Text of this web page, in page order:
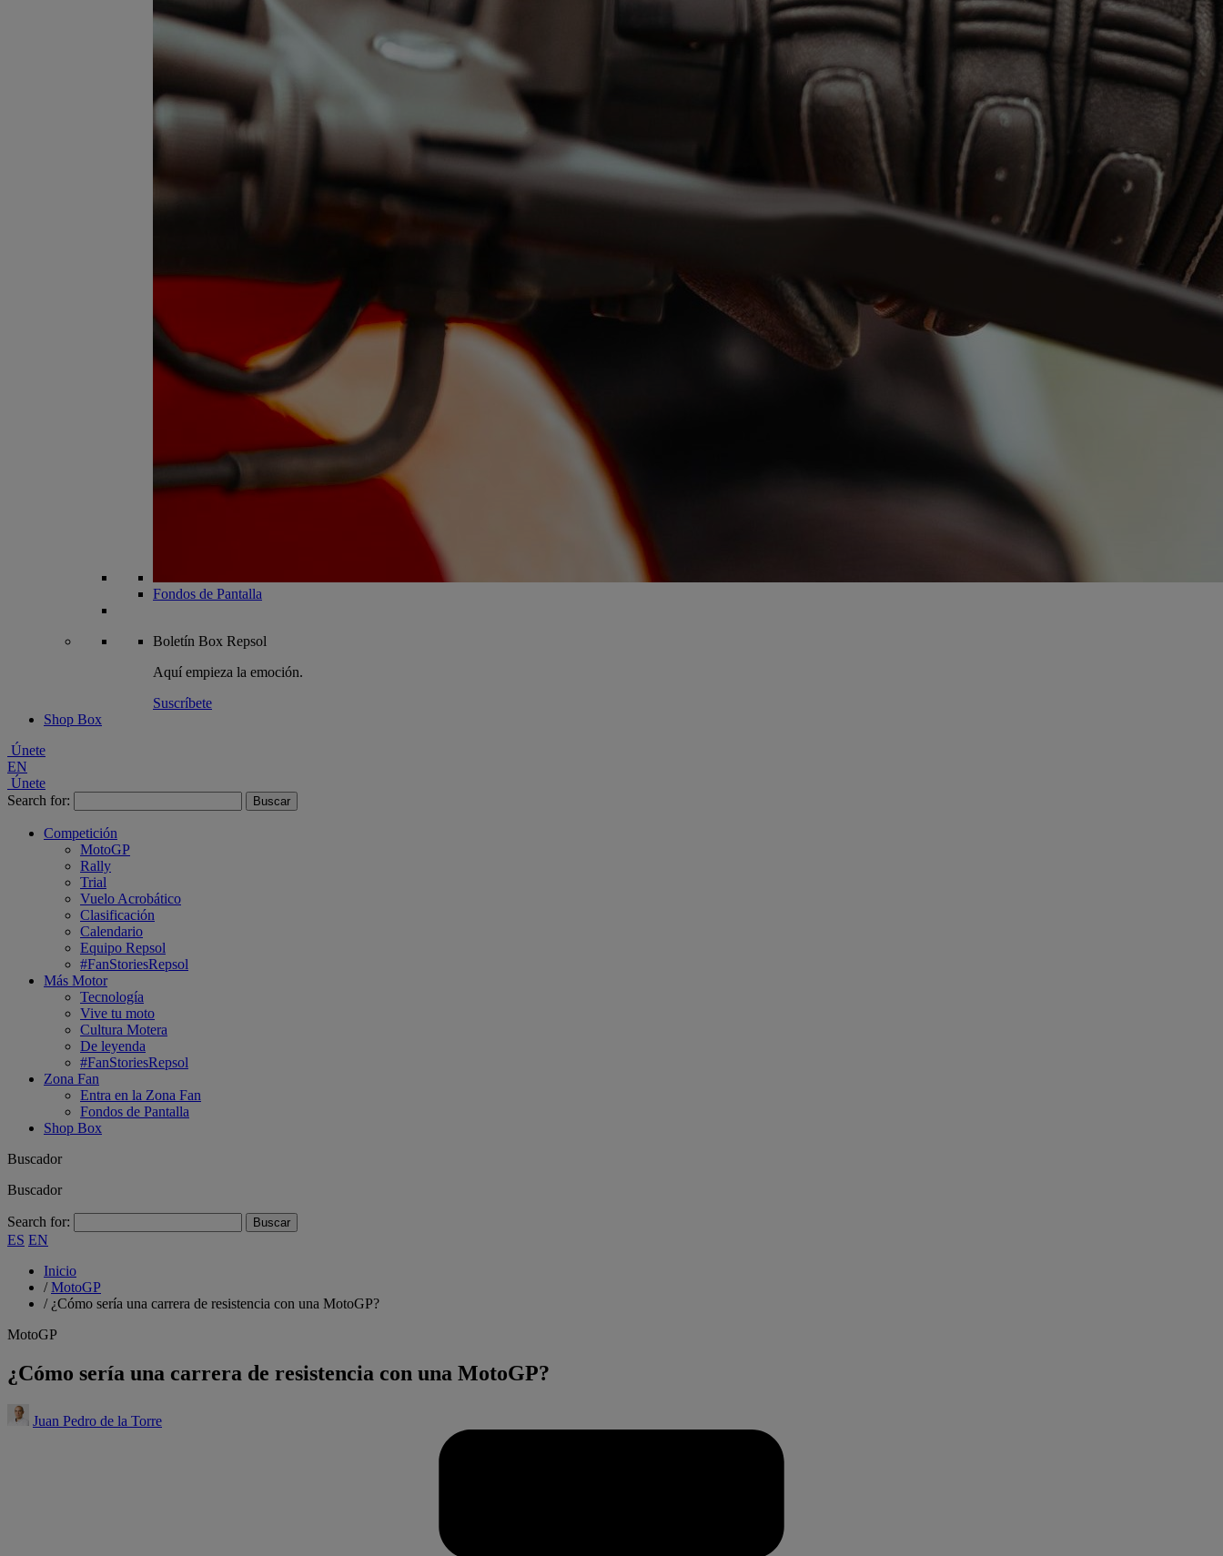
Fondos de Pantalla
Boletín Box Repsol
Aquí empieza la emoción.
Suscríbete
Shop Box
Únete
EN
Únete
Search for:
Competición
MotoGP
Rally
Trial
Vuelo Acrobático
Clasificación
Calendario
Equipo Repsol
#FanStoriesRepsol
Más Motor
Tecnología
Vive tu moto
Cultura Motera
De leyenda
#FanStoriesRepsol
Zona Fan
Entra en la Zona Fan
Fondos de Pantalla
Shop Box
Buscador
Buscador
Search for:
ES EN
Inicio
/MotoGP
/ ¿Cómo sería una carrera de resistencia con una MotoGP?
MotoGP
¿Cómo sería una carrera de resistencia con una MotoGP?
Juan Pedro de la Torre